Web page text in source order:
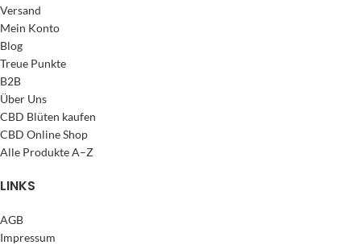
Versand
Mein Konto
Blog
Treue Punkte
B2B
Über Uns
CBD Blüten kaufen
CBD Online Shop
Alle Produkte A–Z
LINKS
AGB
Impressum